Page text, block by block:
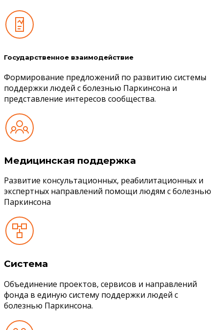
Государственное взаимодействие
Формирование предложений по развитию системы
поддержки людей с болезнью Паркинсона и
представление интересов сообщества.
Медицинская поддержка
Развитие консультационных, реабилитационных и
экспертных направлений помощи людям с болезнью
Паркинсона
Система
Объединение проектов, сервисов и направлений
фонда в единую систему поддержки людей с
болезнью Паркинсона.